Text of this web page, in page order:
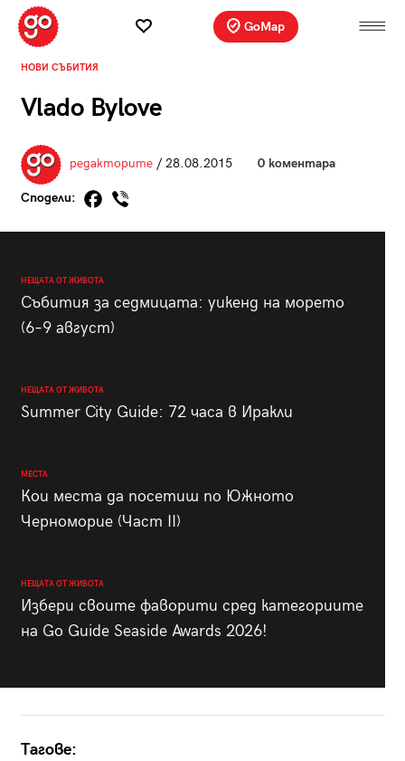
GoMap
НОВИ СЪБИТИЯ
Vlado Bylove
редакторите/ 28.08.2015 0 коментара
Сподели:
НЕЩАТА ОТ ЖИВОТА
Събития за седмицата: уикенд на морето
(6–9 август)
НЕЩАТА ОТ ЖИВОТА
Summer City Guide: 72 часа в Иракли
МЕСТА
Кои места да посетиш по Южното
Черноморие (Част II)
НЕЩАТА ОТ ЖИВОТА
Избери своите фаворити сред категориите
на Go Guide Seaside Awards 2026!
Тагове: